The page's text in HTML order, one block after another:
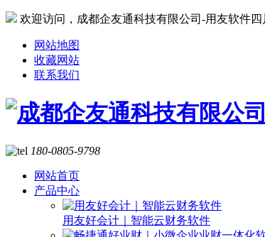
欢迎访问，成都企友通科技有限公司-用友软件
网站地图
收藏网站
联系我们
180-0805-9798
网站首页
产品中心
用友好会计｜智能云财务软件